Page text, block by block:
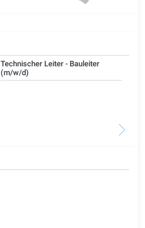
Technischer Leiter - Bauleiter
(m/w/d)